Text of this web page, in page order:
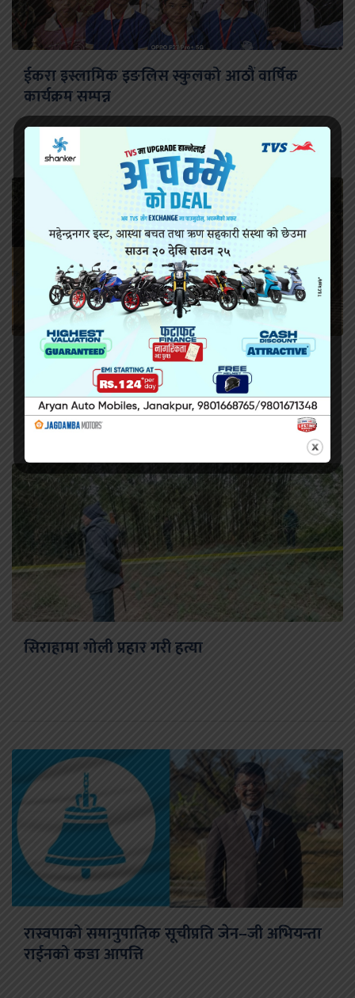
ईकरा इस्लामिक इङलिस स्कुलको आठौं वार्षिक
कार्यक्रम सम्पन्न
सिरहा कारागारको अवस्थाबारे राईनको गम्भीर प्रश्न
सिराहामा गोली प्रहार गरी हत्या
रास्वपाको समानुपातिक सूचीप्रति जेन–जी अभियन्ता
राईनको कडा आपत्ति